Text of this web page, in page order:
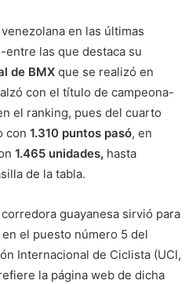
en las últimas
las que destaca su
de BMX que se realizó en
con el título de campeona-
el ranking, pues del cuarto
con 1.310 puntos pasó, en
1.465 unidades, hasta
de la tabla.
guayanesa sirvió para
el puesto número 5 del
Internacional de Ciclista (UCI,
la página web de dicha